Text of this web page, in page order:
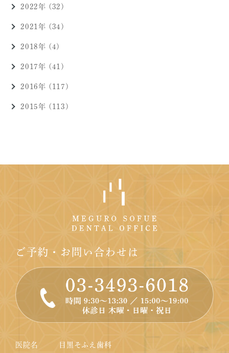
2022年 (32)
2021年 (34)
2018年 (4)
2017年 (41)
2016年 (117)
2015年 (113)
ご予約・お問い合わせは
医院名
目黒そふえ歯科